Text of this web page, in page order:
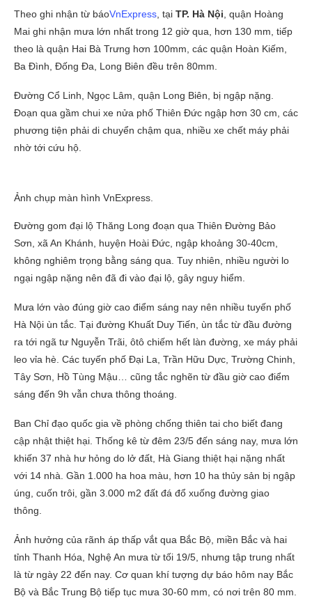
Theo ghi nhận từ báoVnExpress , tại TP. Hà Nội , quận Hoàng
Mai ghi nhận mưa lớn nhất trong 12 giờ qua, hơn 130 mm, tiếp
theo là quận Hai Bà Trưng hơn 100mm, các quận Hoàn Kiếm,
Ba Đình, Đống Đa, Long Biên đều trên 80mm.
Đường Cổ Linh, Ngọc Lâm, quận Long Biên, bị ngập nặng.
Đoạn qua gầm chui xe nửa phố Thiên Đức ngập hơn 30 cm, các
phương tiện phải di chuyển chậm qua, nhiều xe chết máy phải
nhờ tới cứu hộ.
Ảnh chụp màn hình VnExpress.
Đường gom đại lộ Thăng Long đoạn qua Thiên Đường Bảo
Sơn, xã An Khánh, huyện Hoài Đức, ngập khoảng 30-40cm,
không nghiêm trọng bằng sáng qua. Tuy nhiên, nhiều người lo
ngại ngập nặng nên đã đi vào đại lộ, gây nguy hiểm.
Mưa lớn vào đúng giờ cao điểm sáng nay nên nhiều tuyến phố
Hà Nội ùn tắc. Tại đường Khuất Duy Tiến, ùn tắc từ đầu đường
ra tới ngã tư Nguyễn Trãi, ôtô chiếm hết làn đường, xe máy phải
leo vỉa hè. Các tuyến phố Đại La, Trần Hữu Dực, Trường Chinh,
Tây Sơn, Hồ Tùng Mậu… cũng tắc nghẽn từ đầu giờ cao điểm
sáng đến 9h vẫn chưa thông thoáng.
Ban Chỉ đạo quốc gia về phòng chống thiên tai cho biết đang
cập nhật thiệt hại. Thống kê từ đêm 23/5 đến sáng nay, mưa lớn
khiến 37 nhà hư hỏng do lở đất, Hà Giang thiệt hại nặng nhất
với 14 nhà. Gần 1.000 ha hoa màu, hơn 10 ha thủy sản bị ngập
úng, cuốn trôi, gần 3.000 m2 đất đá đổ xuống đường giao
thông.
Ảnh hưởng của rãnh áp thấp vắt qua Bắc Bộ, miền Bắc và hai
tỉnh Thanh Hóa, Nghệ An mưa từ tối 19/5, nhưng tập trung nhất
là từ ngày 22 đến nay. Cơ quan khí tượng dự báo hôm nay Bắc
Bộ và Bắc Trung Bộ tiếp tục mưa 30-60 mm, có nơi trên 80 mm.